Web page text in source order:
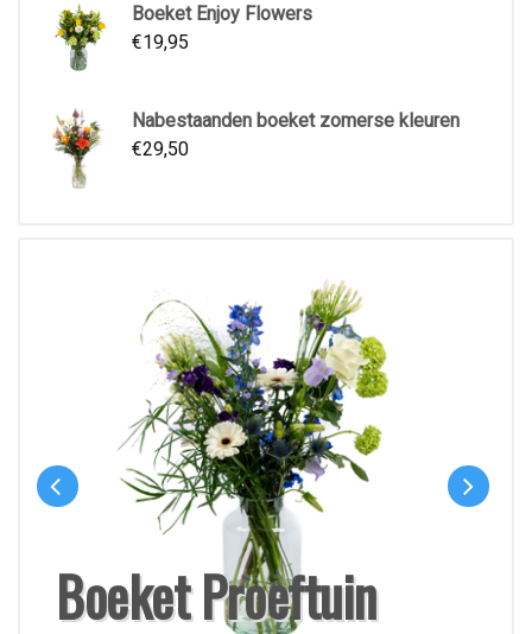
Boeket Enjoy Flowers
€19,95
Nabestaanden boeket zomerse kleuren
€29,50
Boeket Proeftuin